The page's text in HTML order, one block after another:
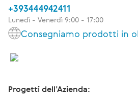
+393444942411
Lunedì - Venerdì 9:00 - 17:00
Consegniamo prodotti in
Progetti dell’Azienda: